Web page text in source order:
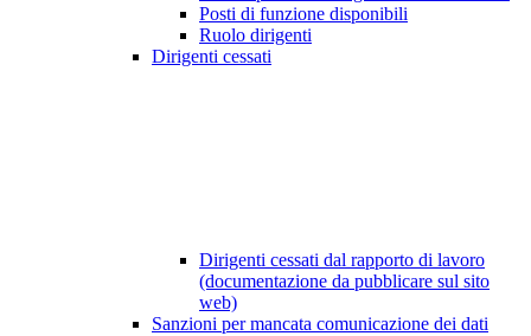
Posti di funzione disponibili
Ruolo dirigenti
Dirigenti cessati
Dirigenti cessati dal rapporto di lavoro
(documentazione da pubblicare sul sito
web)
Sanzioni per mancata comunicazione dei dati